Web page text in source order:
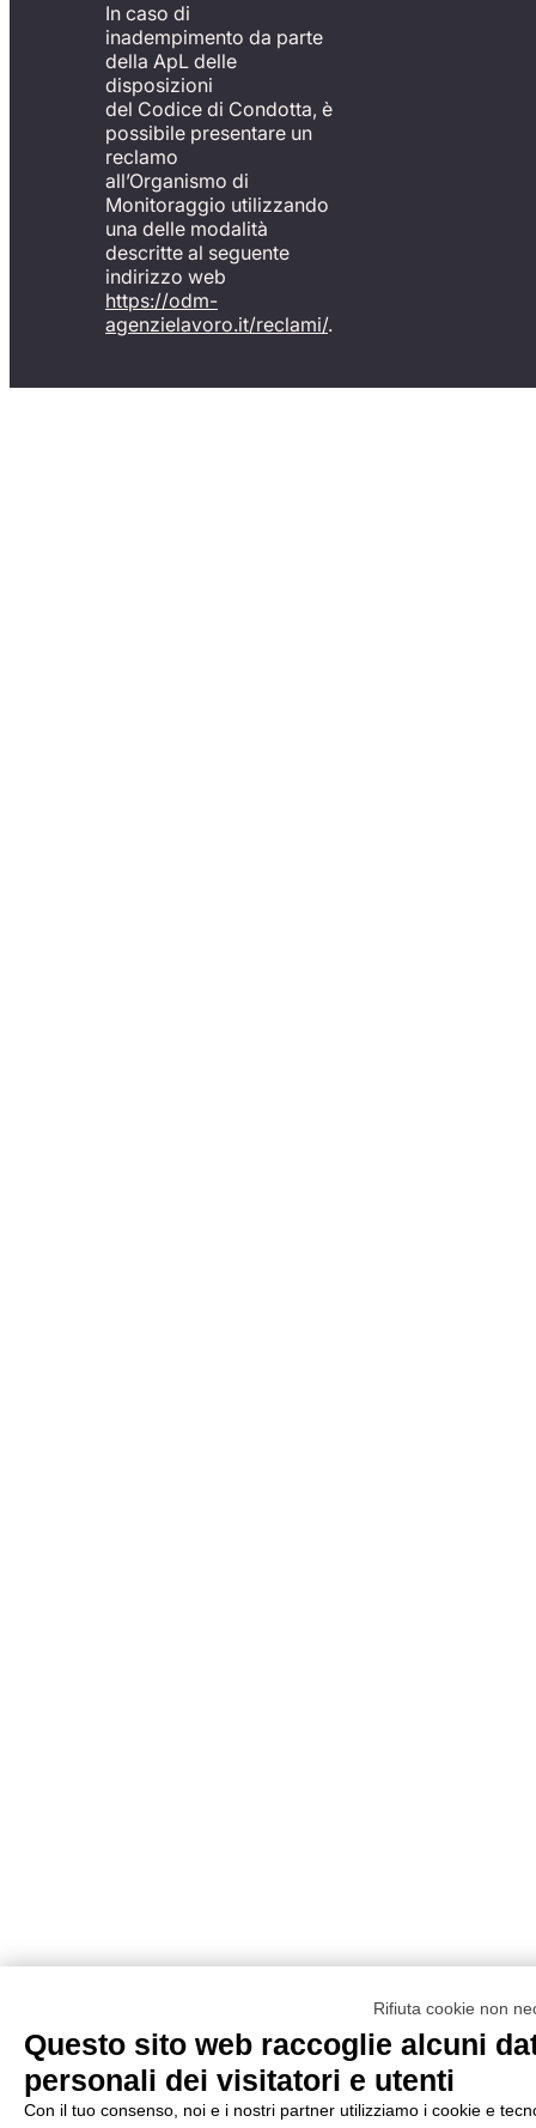
In caso di
inadempimento da parte
della ApL delle
disposizioni
del Codice di Condotta, è
possibile presentare un
reclamo
all’Organismo di
Monitoraggio utilizzando
una delle modalità
descritte al seguente
indirizzo web
https://odm-
agenzielavoro.it/reclami/.
Rifiuta cookie non
Questo sito web raccoglie alcuni
personali dei visitatori e utenti
Con il tuo consenso, noi e i nostri partner utilizziamo i cookie e